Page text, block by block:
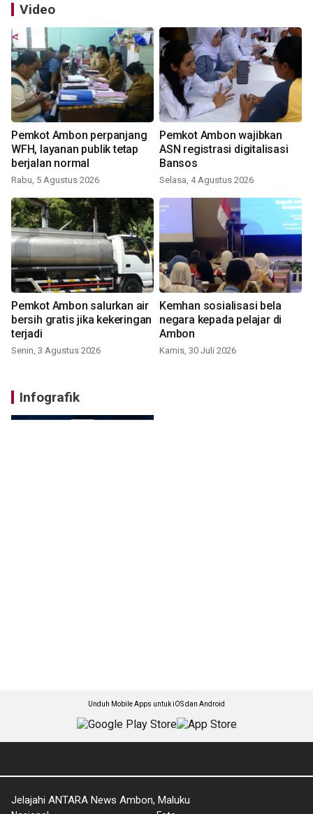
Video
Pemkot Ambon perpanjang
WFH, layanan publik tetap
berjalan normal
Rabu, 5 Agustus 2026
Pemkot Ambon wajibkan
ASN registrasi digitalisasi
Bansos
Selasa, 4 Agustus 2026
Pemkot Ambon salurkan air
bersih gratis jika kekeringan
terjadi
Senin, 3 Agustus 2026
Kemhan sosialisasi bela
negara kepada pelajar di
Ambon
Kamis, 30 Juli 2026
Infografik
Unduh Mobile Apps untuk iOS dan Android
Jelajahi ANTARA News Ambon, Maluku